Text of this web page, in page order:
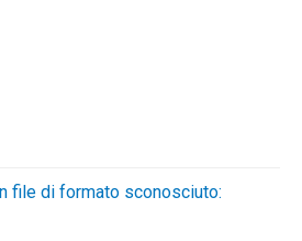
file di formato sconosciuto: